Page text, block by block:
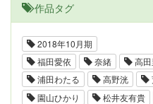
作品タグ
2018年10月期
福田愛依
奈緒 高
浦田わたる
高野洸
園山ひかり
松井友有貴